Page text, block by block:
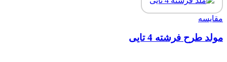
مقایسه
مولد طرح فرشته 4 تایی